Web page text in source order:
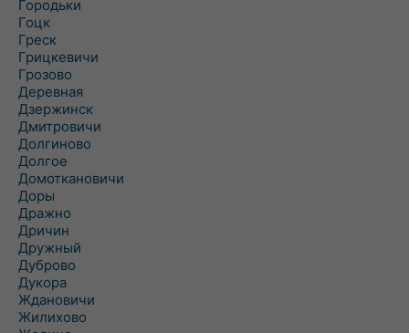
Городьки
Гоцк
Греск
Грицкевичи
Грозово
Деревная
Дзержинск
Дмитровичи
Долгиново
Долгое
Домоткановичи
Доры
Дражно
Дричин
Дружный
Дуброво
Дукора
Ждановичи
Жилихово